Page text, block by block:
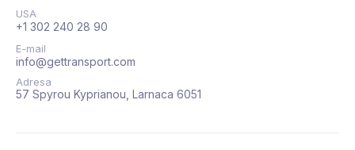
USA
+1 302 240 28 90
E-mail
info@gettransport.com
Adresa
57 Spyrou Kyprianou, Larnaca 6051